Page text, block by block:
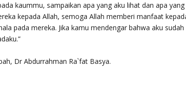
kaummu, sampaikan apa yang aku lihat dan apa
kepada Allah, semoga Allah memberi manfaat
pada mereka. Jika kamu mendengar bahwa aku sudah
, Dr Abdurrahman Ra`fat Basya.